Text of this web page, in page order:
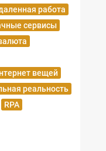
работа
сервисы
вещей
реальность
RPA